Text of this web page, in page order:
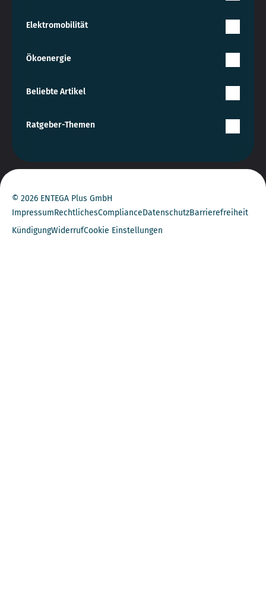
Elektromobilität
Ökoenergie
Beliebte Artikel
Ratgeber-Themen
© 2026 ENTEGA Plus GmbH
ImpressumRechtlichesComplianceDatenschutzBarrierefreiheit
KündigungWiderrufCookie Einstellungen